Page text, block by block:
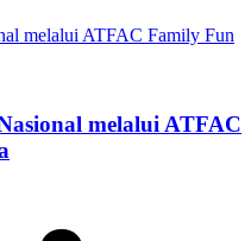
melalui ATFAC